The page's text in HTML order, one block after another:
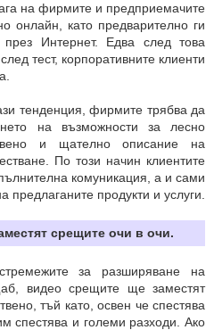
на фирмите и предприемачите
онлайн, като предварително ги
през Интернет. Едва след това
тест, корпоративните клиенти
тенденция, фирмите трябва да
на възможности за лесно
и щателно описание на
По този начин клиентите
комуникация, а и сами
предлаганите продукти и услуги.
срещите очи в очи.
за разширяване на
видео срещите ще заместят
тъй като, освен че спестява
спестява и големи разходи. Ако